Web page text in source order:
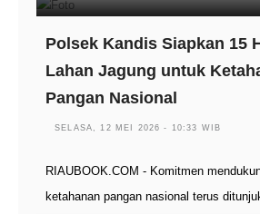
Polsek Kandis Siapkan 15
Lahan Jagung untuk
Pangan Nasional
SELASA, 12 MEI 2026 - 10:33 WIB
RIAUBOOK.COM - Komitmen
ketahanan pangan nasional terus